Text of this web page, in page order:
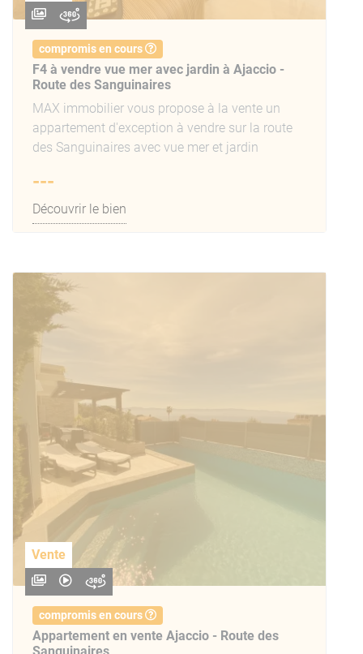
compromis en cours
F4 à vendre vue mer avec jardin à Ajaccio -
Route des Sanguinaires
MAX immobilier vous propose à la vente un
appartement d'exception à vendre sur la route
des Sanguinaires avec vue mer et jardin
---
Découvrir le bien
Vente
compromis en cours
Appartement en vente Ajaccio - Route des